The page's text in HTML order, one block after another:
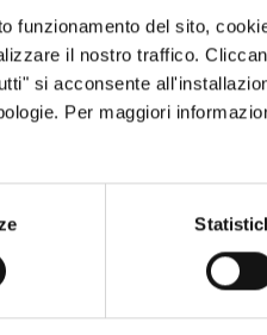
funzionamento del sito,
il nostro traffico.
si acconsente
Per maggiori
d'Oulx e, a
a destra nei
con lo stemma
di Oulx, nei pressi
che conduce a Tachier,
Si segue la strada che
ristrutturate e si